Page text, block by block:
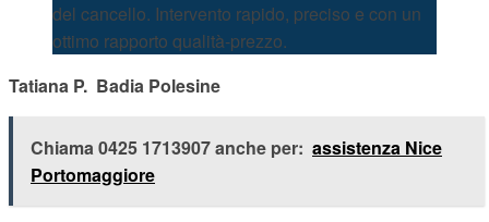
del cancello. Intervento rapido, preciso e con un
ottimo rapporto qualità-prezzo.
Tatiana P.  Badia Polesine
Chiama 0425 1713907 anche per: assistenza Nice
Portomaggiore